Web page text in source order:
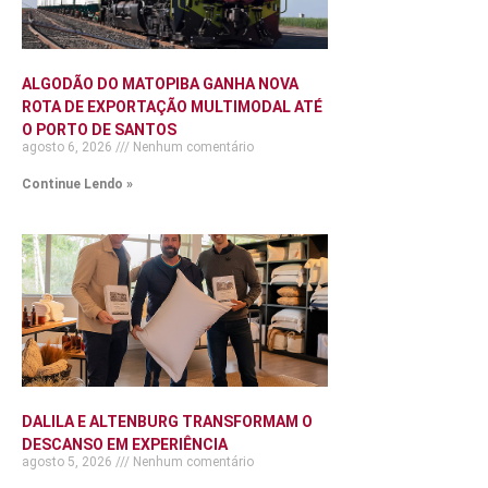
ALGODÃO DO MATOPIBA GANHA NOVA
ROTA DE EXPORTAÇÃO MULTIMODAL ATÉ
O PORTO DE SANTOS
agosto 6, 2026 Nenhum comentário
Continue Lendo »
DALILA E ALTENBURG TRANSFORMAM O
DESCANSO EM EXPERIÊNCIA
agosto 5, 2026 Nenhum comentário